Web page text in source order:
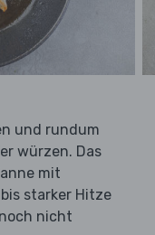
und rundum
würzen. Das
mit
starker Hitze
nicht